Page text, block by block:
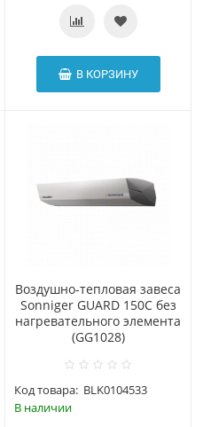
В КОРЗИНУ
Воздушно-тепловая завеса
Sonniger GUARD 150С без
нагревательного элемента
(GG1028)
Код товара: BLK0104533
В наличии